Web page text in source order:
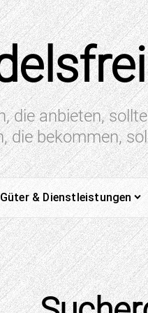
die anbieten,
die bekommen,
Güter & Dienstleistungen